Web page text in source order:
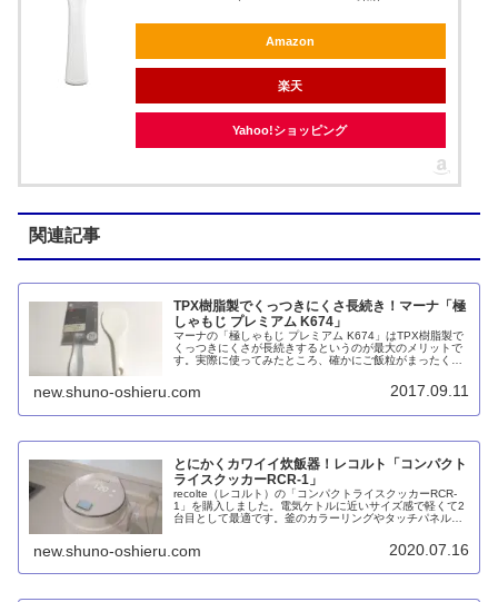
Amazon
楽天
Yahoo!ショッピング
関連記事
TPX樹脂製でくっつきにくさ長続き！マーナ「極
しゃもじ プレミアム K674」
マーナの「極しゃもじ プレミアム K674」はTPX樹脂製で
くっつきにくさが長続きするというのが最大のメリットで
す。実際に使ってみたところ、確かにご飯粒がまったくく
で洗い続けたためかご飯粒がくっつくようになりました。
それでも、その後に使ったしゃもじよりずっと良いです。
new.shuno-oshieru.com 2017.09.11
とにかくカワイイ炊飯器！レコルト「コンパクト
ライスクッカーRCR-1」
recolte（レコルト）の「コンパクトライスクッカーRCR-
1」を購入しました。電気ケトルに近いサイズ感で軽くて2
台目として最適です。釜のカラーリングやタッチパネルの
new.shuno-oshieru.com 2020.07.16